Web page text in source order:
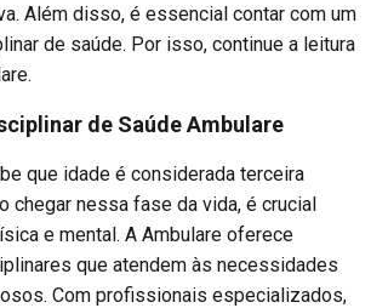
Além disso, é essencial contar com um
de saúde. Por isso, continue a leitura
de Saúde Ambulare
que idade é considerada terceira
chegar nessa fase da vida, é crucial
e mental. A Ambulare oferece
que atendem às necessidades
Com profissionais especializados,